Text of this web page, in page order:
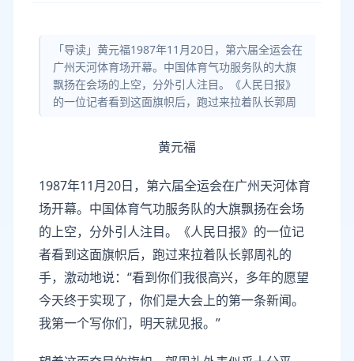
「导读」黄元福1987年11月20日，第六届全运会在
广州天河体育场开幕。中国体育气功服务队的大旗
飘扬在会场的上空，分外引人注目。《人民日报》
的一位记者看到这面旗帜后，跑过来拉着队长郭周
黄元福
1987年11月20日，第六届全运会在广州天河体育
场开幕。中国体育气功服务队的大旗飘扬在会场
的上空，分外引人注目。《人民日报》的一位记
者看到这面旗帜后，跑过来拉着队长郭周礼的
手，激动地说：“看到你们我很高兴，多年的愿望
今天终于实现了，你们是大会上的第一条新闻。
我第一个写你们，明天就见报。”